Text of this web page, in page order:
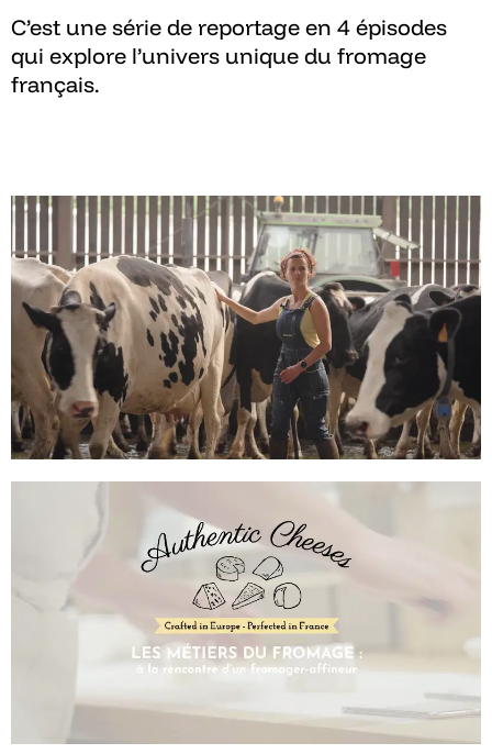
C’est une série de reportage en 4 épisodes
qui explore l’univers unique du fromage
français.